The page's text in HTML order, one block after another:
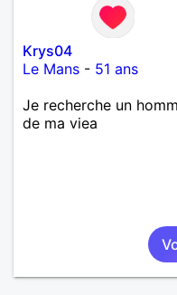
Krys04
Le Mans - 51 ans
Je recherche un
de ma viea